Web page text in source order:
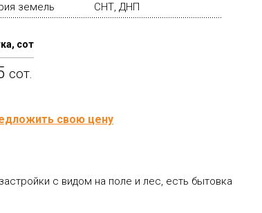
земель
СНТ, ДНП
сот
сот.
свою цену
с видом на поле и лес, есть бытовка